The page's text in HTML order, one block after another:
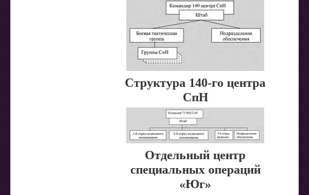
Структура 140-го центра
СпН
Отдельный центр
специальных операций
«Юг»